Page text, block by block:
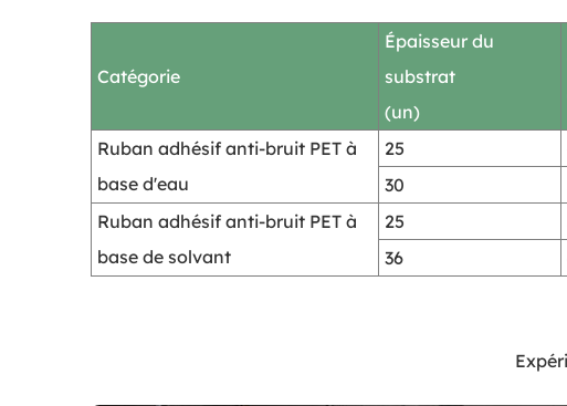
Catégorie
Épaisseur du
substrat
(un)
Ruban adhésif anti-bruit PET à
base d'eau
25
30
Ruban adhésif anti-bruit PET à
base de solvant
25
36